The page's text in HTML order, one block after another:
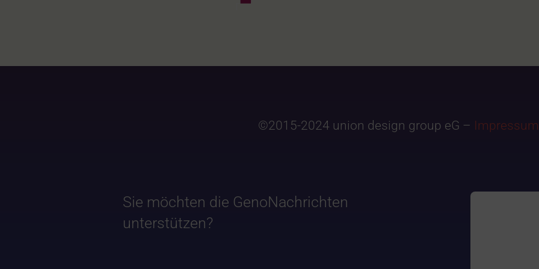
©2015-2024 union design group eG – Impressum
Sie möchten die GenoNachrichten
unterstützen?